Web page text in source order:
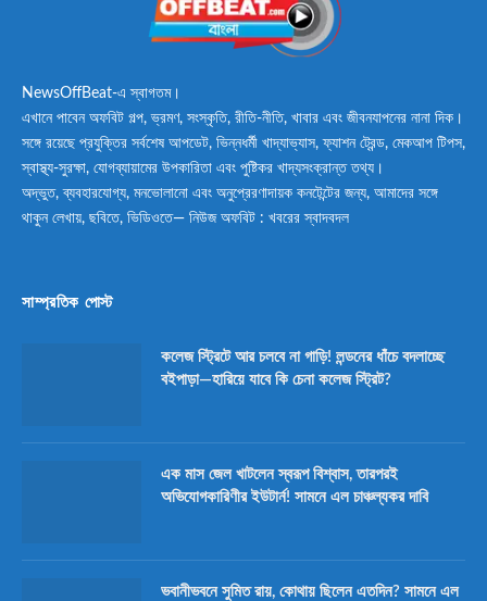
NewsOffBeat-এ স্বাগতম।
এখানে পাবেন অফবিট গল্প, ভ্রমণ, সংস্কৃতি, রীতি-নীতি, খাবার এবং জীবনযাপনের নানা দিক।
সঙ্গে রয়েছে প্রযুক্তির সর্বশেষ আপডেট, ভিন্নধর্মী খাদ্যাভ্যাস, ফ্যাশন ট্রেন্ড, মেকআপ টিপস,
স্বাস্থ্য-সুরক্ষা, যোগব্যায়ামের উপকারিতা এবং পুষ্টিকর খাদ্যসংক্রান্ত তথ্য।
অদ্ভুত, ব্যবহারযোগ্য, মনভোলানো এবং অনুপ্রেরণাদায়ক কনটেন্টের জন্য, আমাদের সঙ্গে
থাকুন লেখায়, ছবিতে, ভিডিওতে— নিউজ অফবিট : খবরের স্বাদবদল
সাম্প্রতিক পোস্ট
কলেজ স্ট্রিটে আর চলবে না গাড়ি! লন্ডনের ধাঁচে বদলাচ্ছে
বইপাড়া—হারিয়ে যাবে কি চেনা কলেজ স্ট্রিট?
এক মাস জেল খাটলেন স্বরূপ বিশ্বাস, তারপরই
অভিযোগকারিণীর ইউটার্ন! সামনে এল চাঞ্চল্যকর দাবি
ভবানীভবনে সুমিত রায়, কোথায় ছিলেন এতদিন? সামনে এল